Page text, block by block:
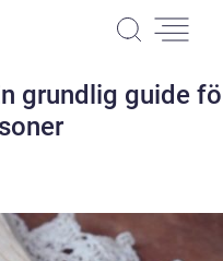
grundlig guide